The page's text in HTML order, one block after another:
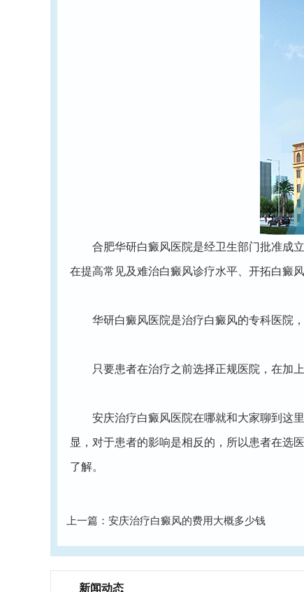
合肥华研白癜风医院是经卫生部门批准成立
在提高常见及难治白癜风诊疗水平、开拓白癜
华研白癜风医院是治疗白癜风的专科医院，
只要患者在治疗之前选择正规医院，在加上
安庆治疗白癜风医院在哪就和大家聊到这里
显，对于患者的影响是相反的，所以患者在选
了解。
上一篇： 安庆治疗白癜风的费用大概多少钱
新闻动态